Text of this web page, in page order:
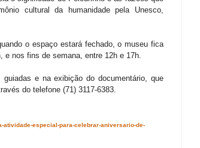
cultural da humanidade pela Unesco,
o espaço estará fechado, o museu fica
nos fins de semana, entre 12h e 17h.
e na exibição do documentário, que
do telefone (71) 3117-6383.
especial-para-celebrar-aniversario-de-